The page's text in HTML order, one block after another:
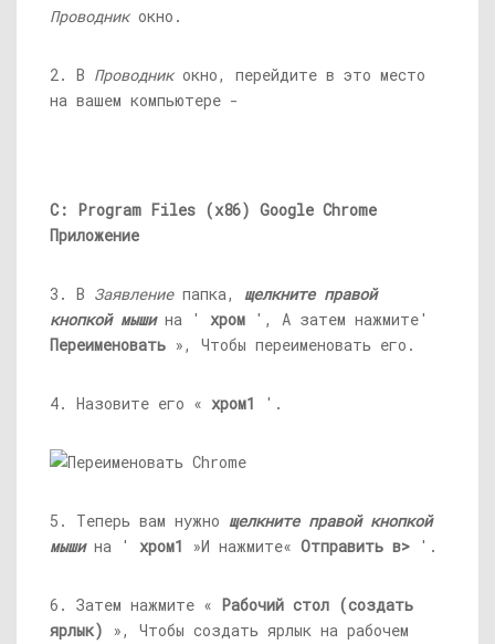
Проводникокно.
2. В Проводникокно, перейдите в это место
на вашем компьютере -
C: Program Files (x86) Google Chrome
Приложение
3. В Заявлениепапка, щелкните правой
кнопкой мыши на ' хром ', А затем нажмите'
Переименовать », Чтобы переименовать его.
4. Назовите его « хром1 '.
5. Теперь вам нужно щелкните правой кнопкой
мыши на ' хром1 »И нажмите« Отправить в> '.
6. Затем нажмите « Рабочий стол (создать
ярлык)
», Чтобы создать ярлык на рабочем